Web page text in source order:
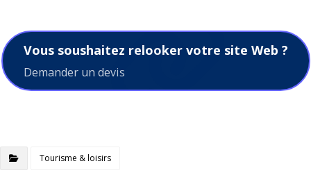
Vous soushaitez relooker votre site Web ?
Demander un devis
Tourisme & loisirs